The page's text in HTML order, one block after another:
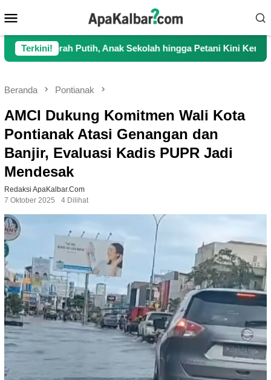
ke
kontenMobile
Terkini!
Putih, Anak Sekolah hingga Petani Kini Kembali Lancar
Beranda Pontianak
AMCI Dukung Komitmen Wali Kota
Pontianak Atasi Genangan dan
Banjir, Evaluasi Kadis PUPR Jadi
Mendesak
Redaksi ApaKalbar.com
7 Oktober 2025
4 Dilihat